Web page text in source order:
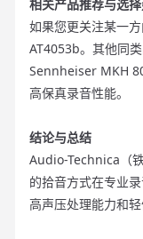
相关产品推荐与选
如果您更关注某一
AT4053b。其他同
Sennheiser MKH
高保真录音性能。
结论与总结
Audio-Technica（
的拾音方式在专业
高声压处理能力和